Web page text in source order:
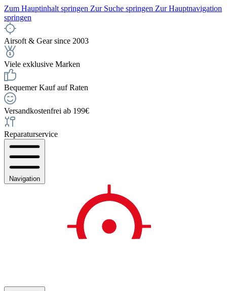
Zum Hauptinhalt springen Zur Suche springen Zur Hauptnavigation
springen
Airsoft & Gear since 2003
Viele exklusive Marken
Bequemer Kauf auf Raten
Versandkostenfrei ab 199€
Reparaturservice
Navigation